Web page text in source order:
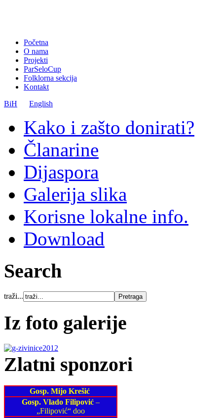
Početna
O nama
Projekti
ParSeloCup
Folklorna sekcija
Kontakt
BiH
English
Kako i zašto donirati?
Članarine
Dijaspora
Galerija slika
Korisne lokalne info.
Download
Search
traži...
Iz foto galerije
Zlatni sponzori
Gosp. Mijo Krešić
Gosp. Vlado Filipović –
„Filipović“ doo